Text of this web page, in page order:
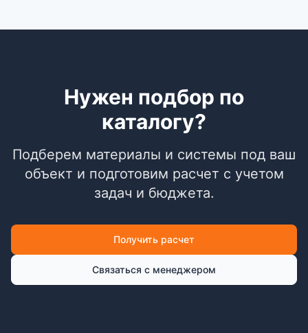
Нужен подбор по
каталогу?
Подберем материалы и системы под ваш
объект и подготовим расчет с учетом
задач и бюджета.
Получить расчет
Связаться с менеджером